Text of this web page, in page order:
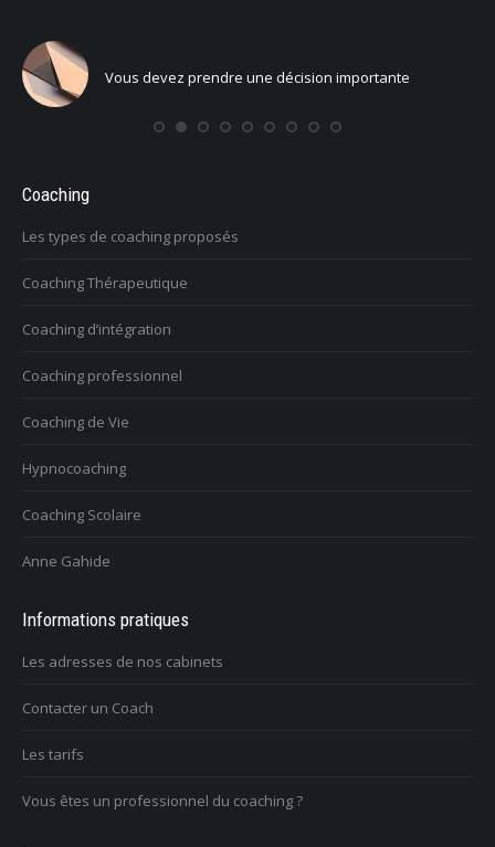
Vous voulez trouver votre voix personnelle
Coaching
Les types de coaching proposés
Coaching Thérapeutique
Coaching d’intégration
Coaching professionnel
Coaching de Vie
Hypnocoaching
Coaching Scolaire
Anne Gahide
Informations pratiques
Les adresses de nos cabinets
Contacter un Coach
Les tarifs
Vous êtes un professionnel du coaching ?